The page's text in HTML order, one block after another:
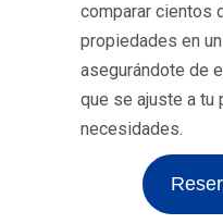
comparar cientos
propiedades en
asegurándote de
que se ajuste a tu
necesidades.